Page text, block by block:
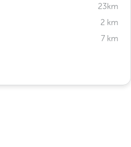
23km
2 km
7 km